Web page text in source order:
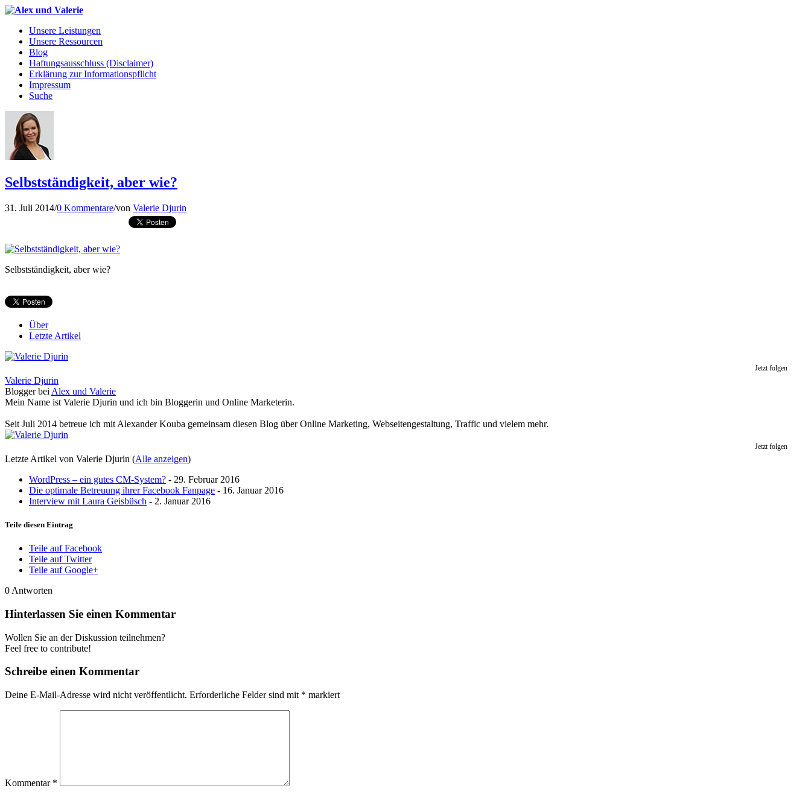
Unsere Leistungen
Unsere Ressourcen
Blog
Haftungsausschluss (Disclaimer)
Erklärung zur Informationspflicht
Impressum
Suche
Selbstständigkeit, aber wie?
31. Juli 2014/0 Kommentare/von Valerie Djurin
Selbstständigkeit, aber wie?
Über
Letzte Artikel
Jetzt folgen
Valerie Djurin
Bloggerbei Alex und Valerie
Mein Name ist Valerie Djurin und ich bin Bloggerin und Online Marketerin.
Seit Juli 2014 betreue ich mit Alexander Kouba gemeinsam diesen Blog über Online Marketing, Webseitengestaltung, Traffic und vielem mehr.
Jetzt folgen
Letzte Artikel von Valerie Djurin (Alle anzeigen)
WordPress – ein gutes CM-System? - 29. Februar 2016
Die optimale Betreuung ihrer Facebook Fanpage - 16. Januar 2016
Interview mit Laura Geisbüsch - 2. Januar 2016
Teile diesen Eintrag
Teile auf Facebook
Teile auf Twitter
Teile auf Google+
0 Antworten
Hinterlassen Sie einen Kommentar
Wollen Sie an der Diskussion teilnehmen?
Feel free to contribute!
Schreibe einen Kommentar
Deine E-Mail-Adresse wird nicht veröffentlicht. Erforderliche Felder sind mit * markiert
Kommentar *